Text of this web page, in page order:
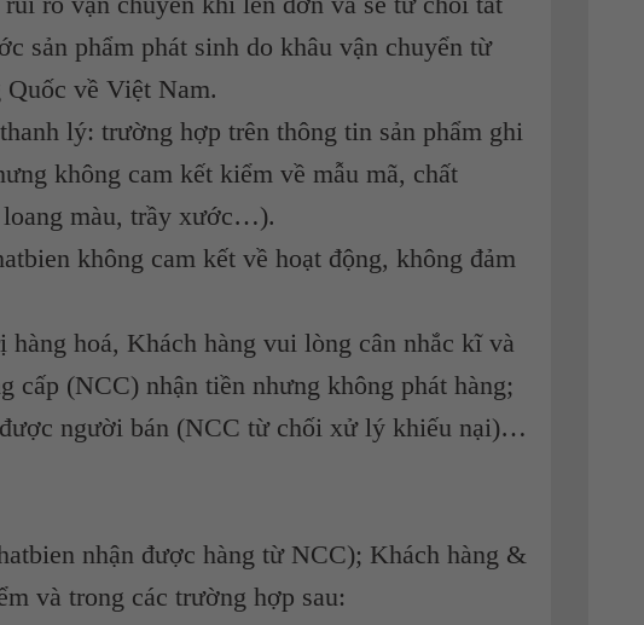
sản phẩm phát sinh do khâu vận chuyển từ
về Việt Nam.
lý: trường hợp trên thông tin sản phẩm ghi
không cam kết kiểm về mẫu mã, chất
loang màu, trầy xước…).
không cam kết về hoạt động, không đảm
hoá, Khách hàng vui lòng cân nhắc kĩ và
cấp (NCC) nhận tiền nhưng không phát hàng;
người bán (NCC từ chối xử lý khiếu nại)…
nhận được hàng từ NCC); Khách hàng &
và trong các trường hợp sau: